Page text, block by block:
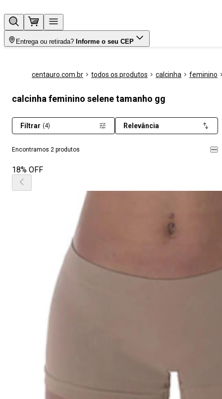
Entrega ou retirada? Informe o seu CEP
centauro.com.br todos os produtos calcinha feminino
calcinha feminino selene tamanho gg
Encontramos 2 produtos
Filtrar (4) Relevância
18% OFF